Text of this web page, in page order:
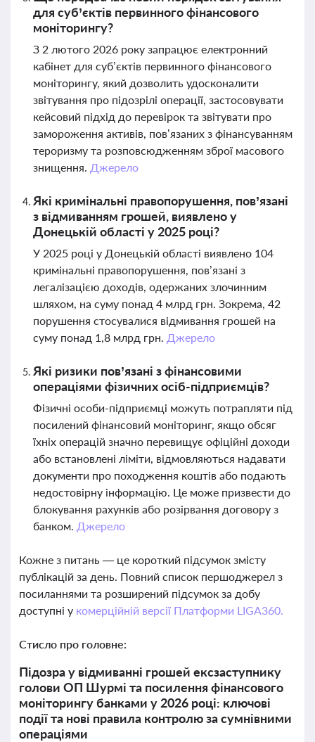
для суб’єктів первинного фінансового
моніторингу?
З 2 лютого 2026 року запрацює електронний
кабінет для суб’єктів первинного фінансового
моніторингу, який дозволить удосконалити
звітування про підозрілі операції, застосовувати
кейсовий підхід до перевірок та звітувати про
замороження активів, пов’язаних з фінансуванням
тероризму та розповсюдженням зброї масового
знищення. Джерело
Які кримінальні правопорушення, пов’язані
з відмиванням грошей, виявлено у
Донецькій області у 2025 році?
У 2025 році у Донецькій області виявлено 104
кримінальні правопорушення, пов’язані з
легалізацією доходів, одержаних злочинним
шляхом, на суму понад 4 млрд грн. Зокрема, 42
порушення стосувалися відмивання грошей на
суму понад 1,8 млрд грн. Джерело
Які ризики пов’язані з фінансовими
операціями фізичних осіб-підприємців?
Фізичні особи-підприємці можуть потрапляти під
посилений фінансовий моніторинг, якщо обсяг
їхніх операцій значно перевищує офіційні доходи
або встановлені ліміти, відмовляються надавати
документи про походження коштів або подають
недостовірну інформацію. Це може призвести до
блокування рахунків або розірвання договору з
банком. Джерело
Кожне з питань — це короткий підсумок змісту
публікацій за день. Повний список першоджерел з
посиланнями та розширений підсумок за добу
доступні у комерційній версії Платформи LIGA360.
Стисло про головне:
Підозра у відмиванні грошей ексзаступнику
голови ОП Шурмі та посилення фінансового
моніторингу банками у 2026 році: ключові
події та нові правила контролю за сумнівними
операціями